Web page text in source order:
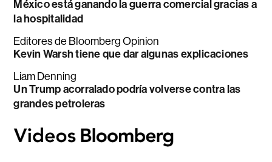
México está ganando la guerra comercial gracias a
la hospitalidad
Editores de Bloomberg Opinion
Kevin Warsh tiene que dar algunas explicaciones
Liam Denning
Un Trump acorralado podría volverse contra las
grandes petroleras